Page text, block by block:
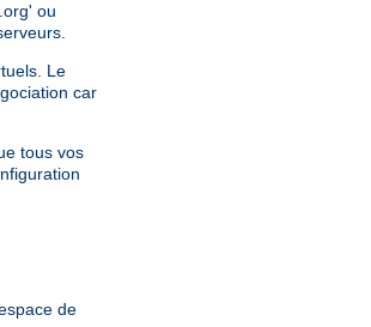
ou
Le
car
tous vos
de